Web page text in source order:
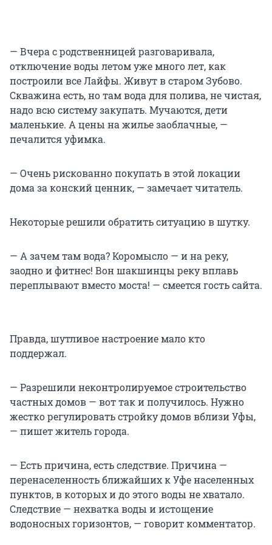
— Вчера с родственницей разговаривала,
отключение воды летом уже много лет, как
построили все Лайфы. Живут в старом Зубово.
Скважина есть, но там вода для полива, не чистая,
надо всю систему закупать. Мучаются, дети
маленькие. А цены на жилье заоблачные, —
печалится уфимка.
— Очень рискованно покупать в этой локации
дома за конский ценник, — замечает читатель.
Некоторые решили обратить ситуацию в шутку.
— А зачем там вода? Коромысло — и на реку,
заодно и фитнес! Вон шакшинцы реку вплавь
переплывают вместо моста! — смеется гость сайта.
Правда, шутливое настроение мало кто
поддержал.
— Разрешили неконтролируемое строительство
частных домов — вот так и получилось. Нужно
жестко регулировать стройку домов вблизи Уфы,
— пишет житель города.
— Есть причина, есть следствие. Причина —
перенаселенность ближайших к Уфе населенных
пунктов, в которых и до этого воды не хватало.
Следствие — нехватка воды и истощение
водоносных горизонтов, — говорит комментатор.